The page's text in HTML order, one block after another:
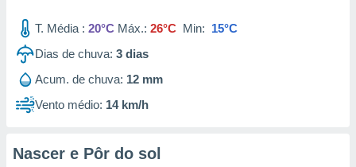
T. Média : 20°C Máx.: 26°C Min: 15°C
Dias de chuva: 3 dias
Acum. de chuva: 12 mm
Vento médio: 14 km/h
Nascer e Pôr do sol